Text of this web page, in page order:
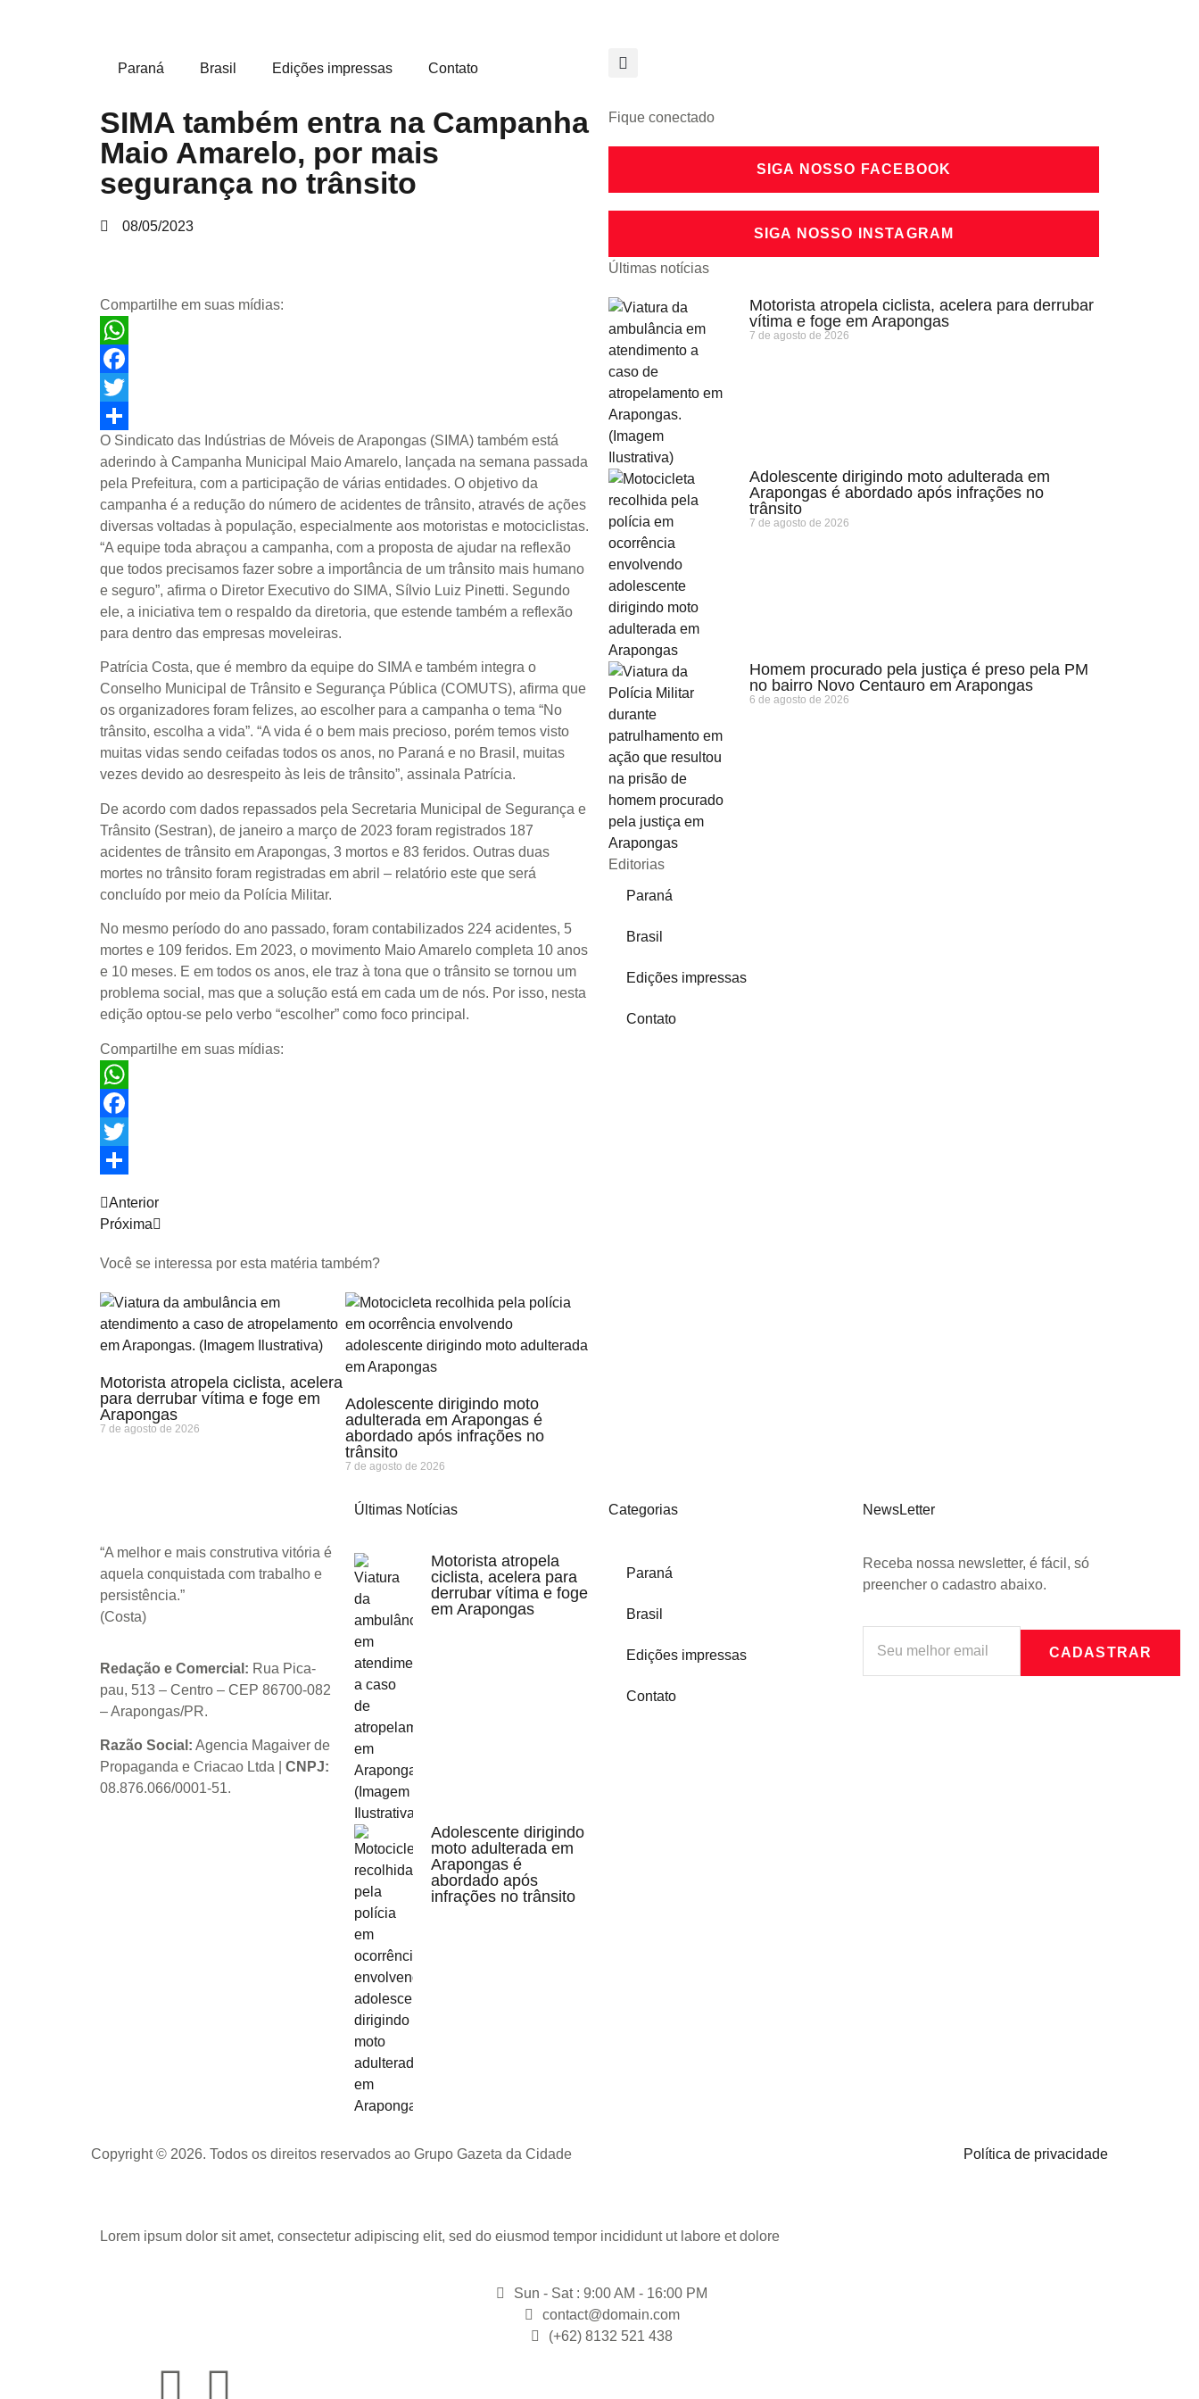
Paraná Brasil Edições impressas Contato
SIMA também entra na Campanha
Maio Amarelo, por mais
segurança no trânsito
08/05/2023
Compartilhe em suas mídias:
WhatsApp
Facebook
Twitter
Share
O Sindicato das Indústrias de Móveis de Arapongas (SIMA) também está
aderindo à Campanha Municipal Maio Amarelo, lançada na semana passada
pela Prefeitura, com a participação de várias entidades. O objetivo da
campanha é a redução do número de acidentes de trânsito, através de ações
diversas voltadas à população, especialmente aos motoristas e motociclistas.
“A equipe toda abraçou a campanha, com a proposta de ajudar na reflexão
que todos precisamos fazer sobre a importância de um trânsito mais humano
e seguro”, afirma o Diretor Executivo do SIMA, Sílvio Luiz Pinetti. Segundo
ele, a iniciativa tem o respaldo da diretoria, que estende também a reflexão
para dentro das empresas moveleiras.
Patrícia Costa, que é membro da equipe do SIMA e também integra o
Conselho Municipal de Trânsito e Segurança Pública (COMUTS), afirma que
os organizadores foram felizes, ao escolher para a campanha o tema “No
trânsito, escolha a vida”. “A vida é o bem mais precioso, porém temos visto
muitas vidas sendo ceifadas todos os anos, no Paraná e no Brasil, muitas
vezes devido ao desrespeito às leis de trânsito”, assinala Patrícia.
De acordo com dados repassados pela Secretaria Municipal de Segurança e
Trânsito (Sestran), de janeiro a março de 2023 foram registrados 187
acidentes de trânsito em Arapongas, 3 mortos e 83 feridos. Outras duas
mortes no trânsito foram registradas em abril – relatório este que será
concluído por meio da Polícia Militar.
No mesmo período do ano passado, foram contabilizados 224 acidentes, 5
mortes e 109 feridos. Em 2023, o movimento Maio Amarelo completa 10 anos
e 10 meses. E em todos os anos, ele traz à tona que o trânsito se tornou um
problema social, mas que a solução está em cada um de nós. Por isso, nesta
edição optou-se pelo verbo “escolher” como foco principal.
Compartilhe em suas mídias:
WhatsApp
Facebook
Twitter
Anterior
Próxima
Você se interessa por esta matéria também?
Motorista atropela ciclista, acelera
para derrubar vítima e foge em
Arapongas
7 de agosto de 2026
Adolescente dirigindo moto
adulterada em Arapongas é
abordado após infrações no
trânsito
7 de agosto de 2026
Fique conectado
SIGA NOSSO FACEBOOK
SIGA NOSSO INSTAGRAM
Últimas notícias
Motorista atropela ciclista, acelera para derrubar
vítima e foge em Arapongas
7 de agosto de 2026
Adolescente dirigindo moto adulterada em
Arapongas é abordado após infrações no
trânsito
7 de agosto de 2026
Homem procurado pela justiça é preso pela PM
no bairro Novo Centauro em Arapongas
6 de agosto de 2026
Editorias
Paraná
Brasil
Edições impressas
Contato
“A melhor e mais construtiva vitória é
aquela conquistada com trabalho e
persistência.”
(Costa)
Redação e Comercial: Rua Pica-
pau, 513 – Centro – CEP 86700-082
– Arapongas/PR.
Razão Social: Agencia Magaiver de
Propaganda e Criacao Ltda
CNPJ:
08.876.066/0001-51.
Últimas Notícias
Motorista atropela
ciclista, acelera para
derrubar vítima e foge
em Arapongas
Adolescente dirigindo
moto adulterada em
Arapongas é
abordado após
infrações no trânsito
Categorias
Paraná
Brasil
Edições impressas
Contato
NewsLetter
Receba nossa newsletter, é fácil, só
preencher o cadastro abaixo.
CADASTRAR
Copyright © 2026. Todos os direitos reservados ao Grupo Gazeta da Cidade Política de privacidade
Lorem ipsum dolor sit amet, consectetur adipiscing elit, sed do eiusmod tempor incididunt ut labore et dolore
Sun - Sat : 9:00 AM - 16:00 PM
contact@domain.com
(+62) 8132 521 438